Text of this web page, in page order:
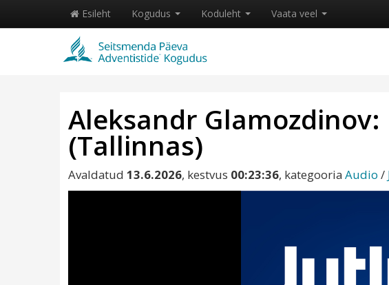
Esileht Kogudus Koduleht Vaata veel
Aleksandr
(Tallinnas)
Avaldatud 13.6.2026, kestvus 00:23:36, kategooria Audio /